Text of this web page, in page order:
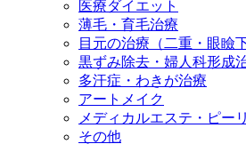
医療ダイエット
薄毛・育毛治療
目元の治療（二重・眼瞼
黒ずみ除去・婦人科形成
多汗症・わきが治療
アートメイク
メディカルエステ・ピー
その他